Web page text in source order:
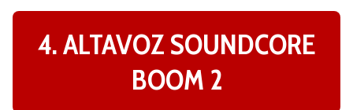
4. ALTAVOZ SOUNDCORE
BOOM 2